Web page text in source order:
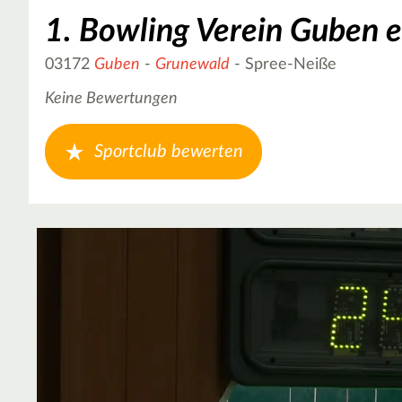
1. Bowling Verein Guben
03172 Guben - Grunewald - Spree-Neiße
Keine Bewertungen
Sportclub bewerten